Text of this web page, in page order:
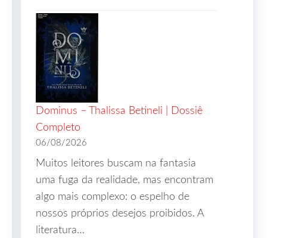
Dominus – Thalissa Betineli | Dossiê
Completo
06/08/2026
Muitos leitores buscam na fantasia
uma fuga da realidade, mas encontram
algo mais complexo: o espelho de
nossos próprios desejos proibidos. A
literatura…